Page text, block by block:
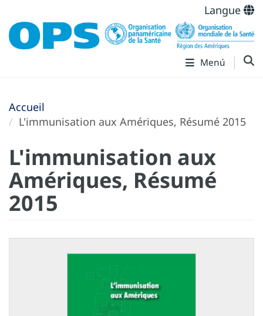
Langue
Menú
Accueil
L'immunisation aux Amériques, Résumé 2015
L'immunisation aux
Amériques, Résumé
2015